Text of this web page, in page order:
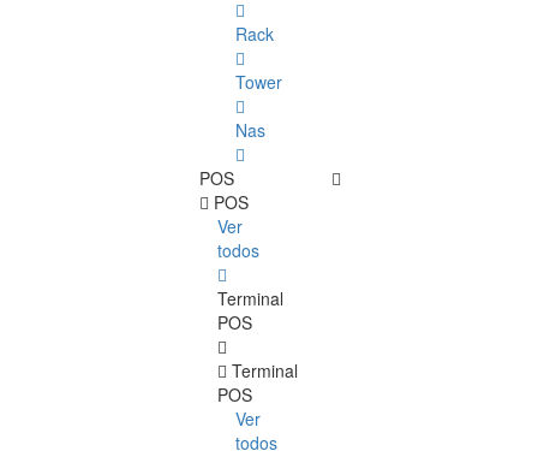
Rack
Tower
Nas
POS
POS
Ver
todos
Terminal
POS
Terminal
POS
Ver
todos